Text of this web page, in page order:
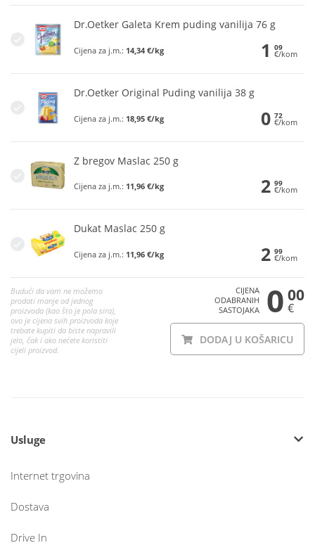
Dr.Oetker Galeta Krem puding vanilija 76 g
Cijena za j.m.: 14,34 €/kg 1 09
€/kom
Dr.Oetker Original Puding vanilija 38 g
Cijena za j.m.: 18,95 €/kg 0 72
€/kom
Z bregov Maslac 250 g
Cijena za j.m.: 11,96 €/kg 2 99
€/kom
Dukat Maslac 250 g
Cijena za j.m.: 11,96 €/kg 2 99
€/kom
Budući da vam ne možemo
prodati manje od jednog
proizvoda (kao što je pola sira),
ovo je cijena svih proizvoda koje
trebate kupiti da biste napravili
jelo, čak i ako nećete koristiti
cijeli proizvod.
CIJENA
ODABRANIH
SASTOJAKA
0 00
€
DODAJ U KOŠARICU
Usluge
Internet trgovina
Dostava
Drive In